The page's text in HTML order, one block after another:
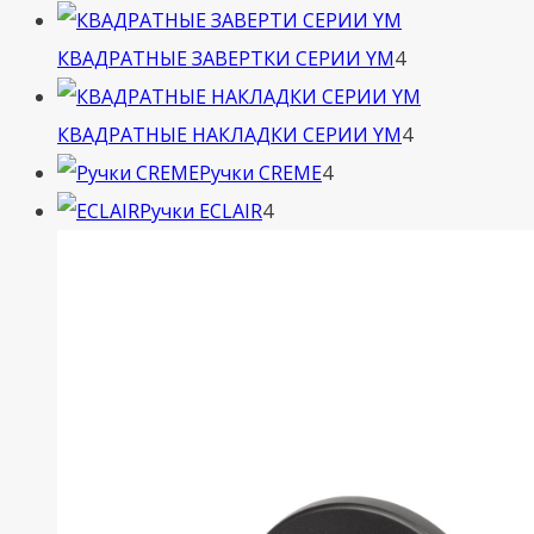
товара
КВАДРАТНЫЕ ЗАВЕРТКИ СЕРИИ YM44
товара
КВАДРАТНЫЕ НАКЛАДКИ СЕРИИ YM44
Ручки CREME44
Ручки ECLAIR44